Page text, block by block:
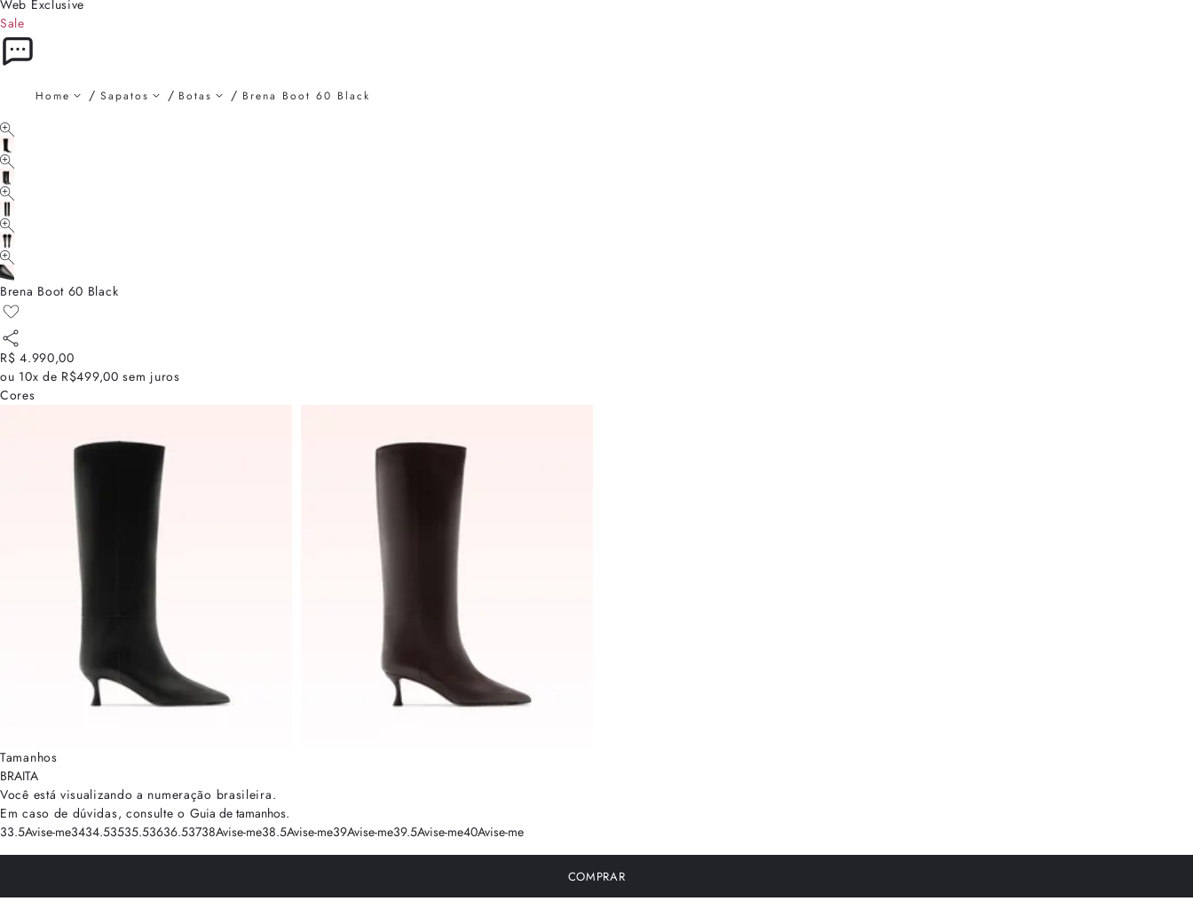
Web Exclusive
Sale
Home Sapatos Botas Brena Boot 60 Black
Brena Boot 60 Black
R$ 4.990,00
ou 10x de R$499,00 sem juros
Cores
Tamanhos
BRAITA
Você está visualizando a numeração brasileira.
Em caso de dúvidas, consulte o Guia de tamanhos.
33.5Avise-me3434.53535.53636.53738Avise-me38.5Avise-me39Avise-me39.5Avise-me40Avise-me
COMPRAR